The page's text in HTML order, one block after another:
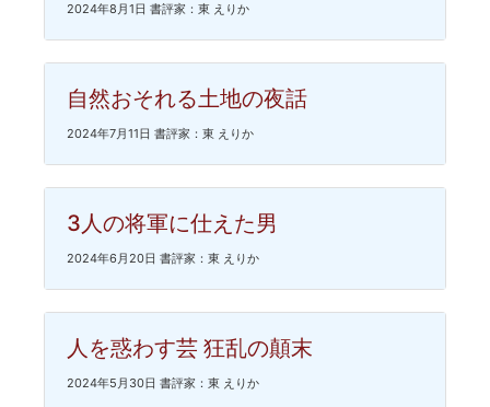
2024年8月1日 書評家：東 えりか
自然おそれる土地の夜話
2024年7月11日 書評家：東 えりか
3人の将軍に仕えた男
2024年6月20日 書評家：東 えりか
人を惑わす芸 狂乱の顛末
2024年5月30日 書評家：東 えりか